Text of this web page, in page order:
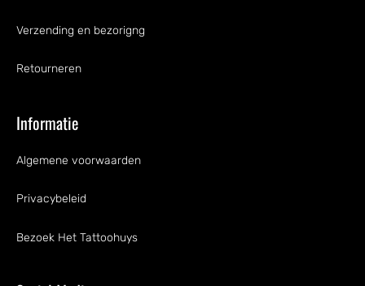
Verzending en bezorigng
Retourneren
Informatie
Algemene voorwaarden
Privacybeleid
Bezoek Het Tattoohuys